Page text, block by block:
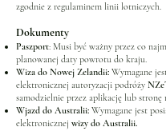
zgodnie z regulaminem linii lotniczych.
Dokumenty
Paszport: Musi być ważny przez co
planowanej daty powrotu do kraju.
Wiza do Nowej Zelandii:Wymagane
elektronicznej autoryzacji podróży
samodzielnie przez aplikację lub stronę
Wjazd do Australii: Wymagane jest
elektronicznej wizy do Australii.